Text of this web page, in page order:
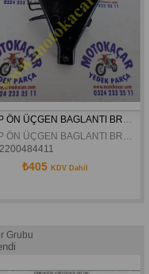
₺405 KDV Dahil
Grubu